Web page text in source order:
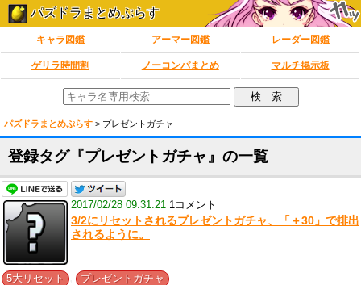
パズドラまとめぷらす
キャラ図鑑 アーマー図鑑 レーダー図鑑
ゲリラ時間割 ノーコンパまとめ マルチ掲示板
パズドラまとめぷらす > プレゼントガチャ
登録タグ『プレゼントガチャ』の一覧
2017/02/28 09:31:21 1コメント
3/2にリセットされるプレゼントガチャ、「＋30」で排出
されるように。
5大リセット プレゼントガチャ